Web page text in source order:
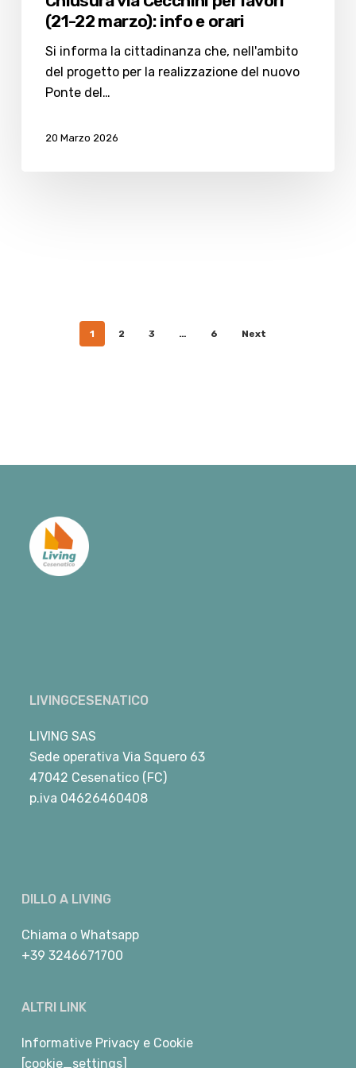
(21-22 marzo): info e orari
Si informa la cittadinanza che, nell'ambito
del progetto per la realizzazione del nuovo
Ponte del…
20 Marzo 2026
1 2 3 … 6 Next
LIVINGCESENATICO
LIVING SAS
Sede operativa Via Squero 63
47042 Cesenatico (FC)
p.iva 04626460408
DILLO A LIVING
Chiama o Whatsapp
+39 3246671700
ALTRI LINK
Informative Privacy e Cookie
[cookie_settings]